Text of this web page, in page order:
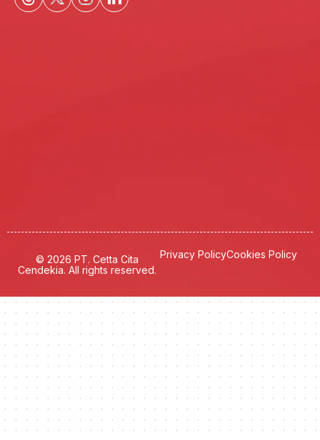
© 2026 PT. Cetta Cita
Cendekia. All rights reserved.
Privacy PolicyCookies Policy